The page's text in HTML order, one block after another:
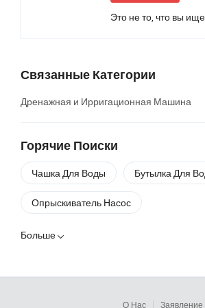
Это не то, что вы
Связанные Категории
Дренажная и Ирригационная Машина
Горячие Поиски
Чашка Для Воды Бутылка Для
Опрыскиватель Насос
Больше
О Нас Заявление